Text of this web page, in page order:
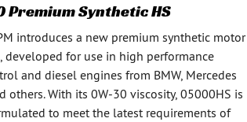
Premium Synthetic HS
introduces a new premium synthetic motor
developed for use in high performance
and diesel engines from BMW, Mercedes
others. With its 0W-30 viscosity, 05000HS is
to meet the latest requirements of